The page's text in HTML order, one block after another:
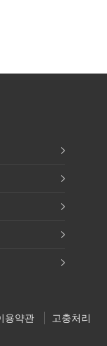
용약관
고충처리